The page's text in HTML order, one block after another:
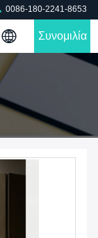
0086-180-2241-8653
Συνομιλία